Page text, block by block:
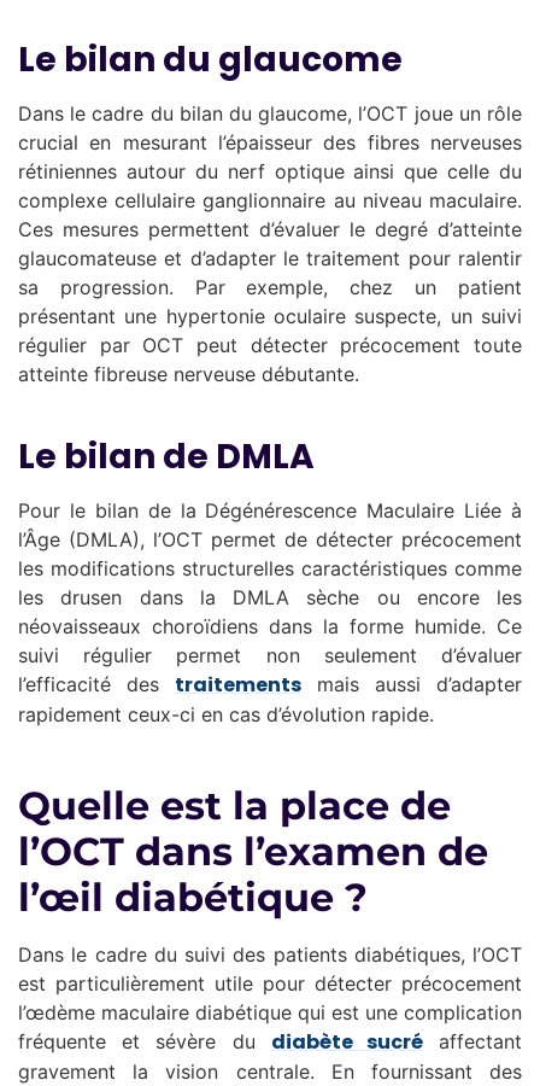
Le bilan du glaucome
Dans le cadre du bilan du glaucome, l’OCT joue un rôle
crucial en mesurant l’épaisseur des fibres nerveuses
rétiniennes autour du nerf optique ainsi que celle du
complexe cellulaire ganglionnaire au niveau maculaire.
Ces mesures permettent d’évaluer le degré d’atteinte
glaucomateuse et d’adapter le traitement pour ralentir
sa progression. Par exemple, chez un patient
présentant une hypertonie oculaire suspecte, un suivi
régulier par OCT peut détecter précocement toute
atteinte fibreuse nerveuse débutante.
Le bilan de DMLA
Pour le bilan de la Dégénérescence Maculaire Liée à
l’Âge (DMLA), l’OCT permet de détecter précocement
les modifications structurelles caractéristiques comme
les drusen dans la DMLA sèche ou encore les
néovaisseaux choroïdiens dans la forme humide. Ce
suivi régulier permet non seulement d’évaluer
l’efficacité des traitements mais aussi d’adapter
rapidement ceux-ci en cas d’évolution rapide.
Quelle est la place de
l’OCT dans l’examen de
l’œil diabétique ?
Dans le cadre du suivi des patients diabétiques, l’OCT
est particulièrement utile pour détecter précocement
l’œdème maculaire diabétique qui est une complication
fréquente et sévère du diabète sucréaffectant
gravement la vision centrale. En fournissant des